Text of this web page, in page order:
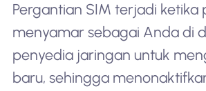
Pergantian SIM terjadi ketika
menyamar sebagai Anda di
penyedia jaringan untuk
baru, sehingga